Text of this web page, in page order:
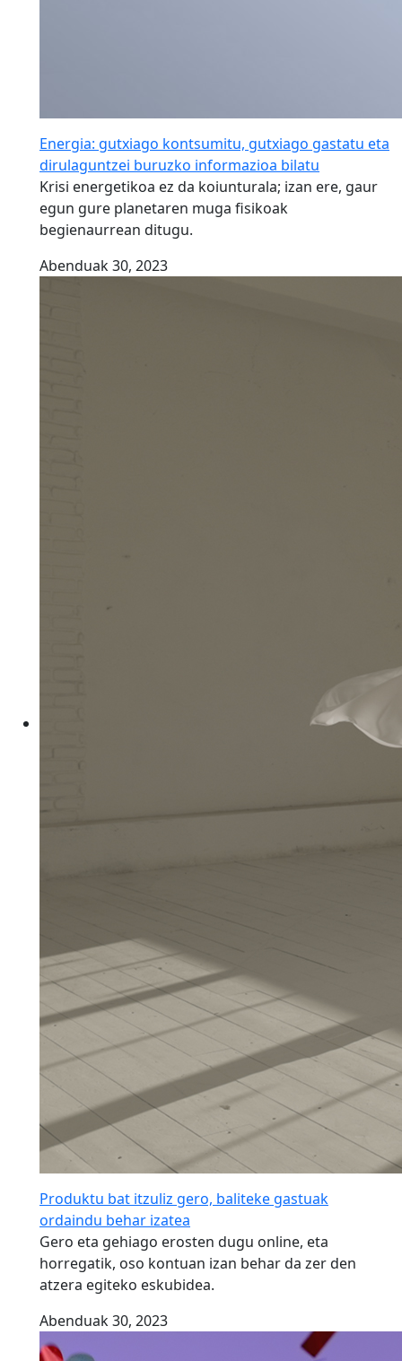
Energia: gutxiago kontsumitu, gutxiago gastatu eta
dirulaguntzei buruzko informazioa bilatu
Krisi energetikoa ez da koiunturala; izan ere, gaur
egun gure planetaren muga fisikoak
begienaurrean ditugu.
Abenduak 30, 2023
Produktu bat itzuliz gero, baliteke gastuak
ordaindu behar izatea
Gero eta gehiago erosten dugu online, eta
horregatik, oso kontuan izan behar da zer den
atzera egiteko eskubidea.
Abenduak 30, 2023